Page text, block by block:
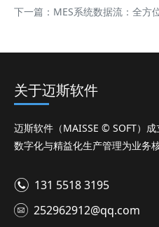
下一篇： MES系统数据流：全方
关于迈斯软件
迈斯软件（MAISSE © SOFT）
数字化与精益化生产管理为业务
131 5518 3195
252962912@qq.com